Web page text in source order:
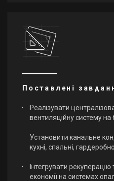
Поставлені
Реалізувати
вентиляційну систему на
Установити канальне
кухні, спальні,
Інтегрувати
економії на системах